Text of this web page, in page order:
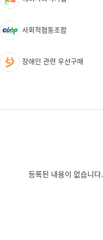
사회적협동조합
장애인 관련 우선구매
등록된 내용이 없습니다.